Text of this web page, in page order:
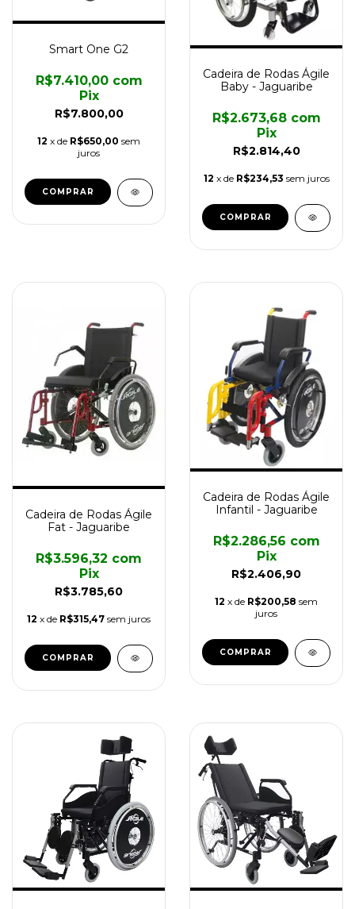
Smart One G2
R$7.800,00
R$7.410,00 com
Pix
12 x de R$650,00 sem
juros
COMPRAR
Cadeira de Rodas Ágile
Baby - Jaguaribe
R$2.814,40
R$2.673,68 com
Pix
12 x de R$234,53 sem juros
Cadeira de Rodas Ágile
Fat - Jaguaribe
R$3.785,60
R$3.596,32 com
Pix
12 x de R$315,47 sem juros
Cadeira de Rodas Ágile
Infantil - Jaguaribe
R$2.406,90
R$2.286,56 com
Pix
12 x de R$200,58 sem
juros